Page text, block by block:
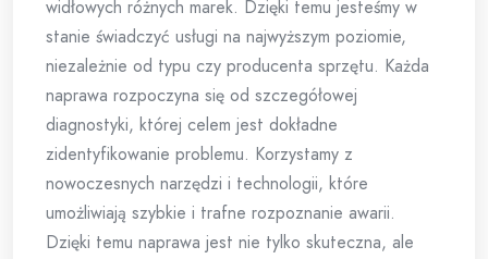
widłowych różnych marek. Dzięki temu jesteśmy w
stanie świadczyć usługi na najwyższym poziomie,
niezależnie od typu czy producenta sprzętu. Każda
naprawa rozpoczyna się od szczegółowej
diagnostyki, której celem jest dokładne
zidentyfikowanie problemu. Korzystamy z
nowoczesnych narzędzi i technologii, które
umożliwiają szybkie i trafne rozpoznanie awarii.
Dzięki temu naprawa jest nie tylko skuteczna, ale